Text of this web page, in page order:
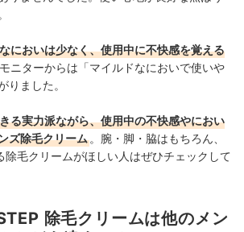
においは少なく、使用中に不快感を覚える
ニターからは「マイルドなにおいで使いや
りました。
る実力派ながら、使用中の不快感やにおい
ズ除毛クリーム 。腕・脚・脇はもちろん、
除毛クリームがほしい人はぜひチェックして
除毛クリームは他のメン